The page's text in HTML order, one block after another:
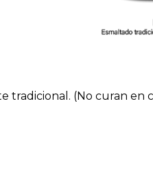
tradicional. (No curan en